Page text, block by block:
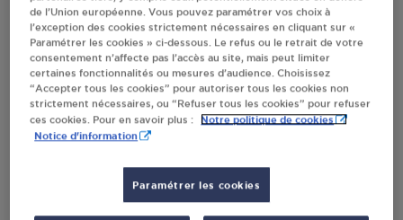
RECEVOIR LES COORDONNÉES DU REVENDEUR
En cliquant sur « S’y rendre », j’autorise le traitement
d’informations (dont mon adresse IP) et leur transfert hors UE
par Google Maps afin d’afficher la carte.
En savoir plus
Accès
de l’Union européenne. Vous pouvez paramétrer vos choix à
l’exception des cookies strictement nécessaires en cliquant sur «
Paramétrer les cookies » ci-dessous. Le refus ou le retrait de votre
consentement n’affecte pas l’accès au site, mais peut limiter
certaines fonctionnalités ou mesures d’audience. Choisissez
“Accepter tous les cookies” pour autoriser tous les cookies non
strictement nécessaires, ou “Refuser tous les cookies” pour refuser
ces cookies. Pour en savoir plus :
Notre politique de cookies
Notice d'information
Paramétrer les cookies